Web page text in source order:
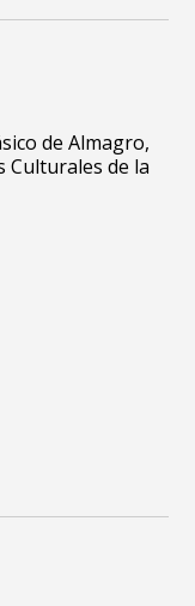
de Almagro,
Culturales de la